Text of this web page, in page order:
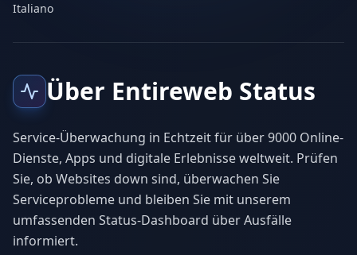
Italiano
Über Entireweb Status
Service-Überwachung in Echtzeit für über 9000 Online-
Dienste, Apps und digitale Erlebnisse weltweit. Prüfen
Sie, ob Websites down sind, überwachen Sie
Serviceprobleme und bleiben Sie mit unserem
umfassenden Status-Dashboard über Ausfälle
informiert.